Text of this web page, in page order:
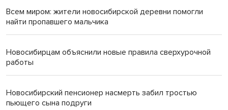
Всем миром: жители новосибирской деревни помогли
найти пропавшего мальчика
Новосибирцам объяснили новые правила сверхурочной
работы
Новосибирский пенсионер насмерть забил тростью
пьющего сына подруги